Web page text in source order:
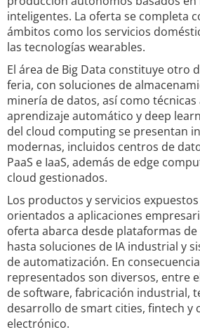
inteligentes. La oferta se completa
ámbitos como los servicios
las tecnologías wearables.
El área de Big Data constituye otro
feria, con soluciones de
minería de datos, así como técnicas
aprendizaje automático y deep
del cloud computing se presentan
modernas, incluidos centros de
PaaS e IaaS, además de edge
cloud gestionados.
Los productos y servicios
orientados a aplicaciones
oferta abarca desde plataformas de
hasta soluciones de IA industrial y
de automatización. En
representados son diversos, entre
de software, fabricación industrial,
desarrollo de smart cities, fintech y
electrónico.